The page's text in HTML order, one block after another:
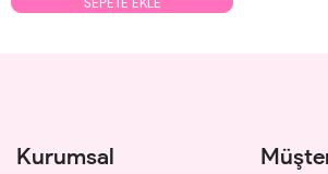
Kurumsal